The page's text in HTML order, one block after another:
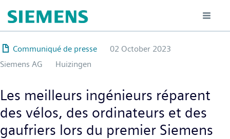
till
huvudinnehåll
Communiqué de presse
02 October 2023
Siemens AG
Huizingen
Les meilleurs ingénieurs réparent
des vélos, des ordinateurs et des
gaufriers lors du premier Siemens